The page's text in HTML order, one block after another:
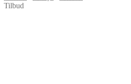
Tilbud